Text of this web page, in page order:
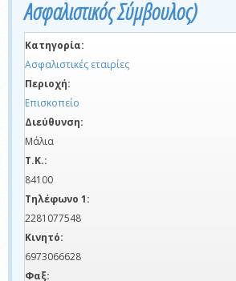
Ασφαλιστικός Σύμβουλος)
Κατηγορία:
Ασφαλιστικές εταιρίες
Περιοχή:
Επισκοπείο
Διεύθυνση:
Μάλια
Τ.Κ.:
84100
Τηλέφωνο 1:
2281077548
Κινητό:
6973066628
Φαξ: